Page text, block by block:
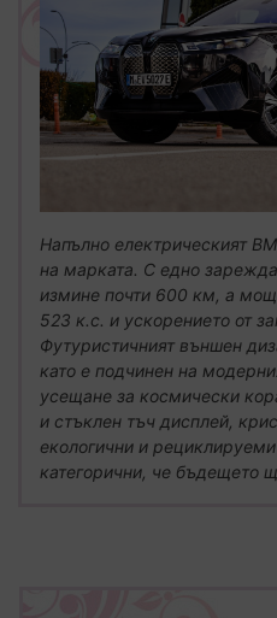
Напълно електрическият
на марката. С едно
измине почти 600 км, а
523 к.с. и ускорението от
Футуристичният външен
като е подчинен на
усещане за космически
и стъклен тъч дисплей,
екологични и
категорични, че бъдещето